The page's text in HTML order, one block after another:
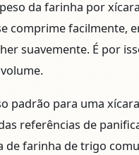
da farinha por
comprime facilmente,
suavemente. É por
padrão para uma
referências de
de farinha de trigo